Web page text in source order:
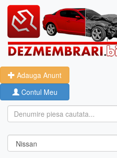
Adauga Anunt
Contul Meu